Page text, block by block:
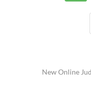
New Online